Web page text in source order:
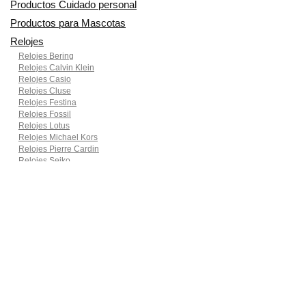
Productos Cuidado personal
Productos para Mascotas
Relojes
Relojes Bering
Relojes Calvin Klein
Relojes Casio
Relojes Cluse
Relojes Festina
Relojes Fossil
Relojes Lotus
Relojes Michael Kors
Relojes Pierre Cardin
Relojes Seiko